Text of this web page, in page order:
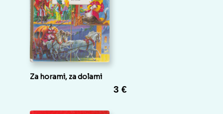
Za horami, za dolami
3 €